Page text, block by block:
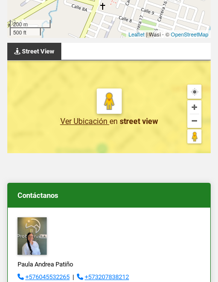
200 m
500 ft
Leaflet| Wasi - ©OpenStreetMap
Street View
Ver Ubicación en street view
Contáctanos
Paula Andrea Patiño
+576045532265 |
+573207838212